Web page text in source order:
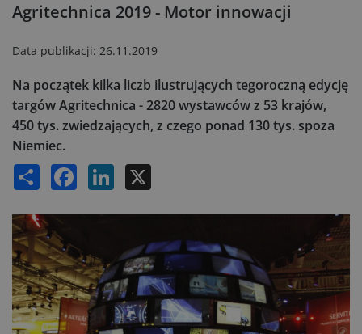
Agritechnica 2019 - Motor innowacji
Data publikacji: 26.11.2019
Na początek kilka liczb ilustrujących tegoroczną edycję
targów Agritechnica - 2820 wystawców z 53 krajów,
450 tys. zwiedzających, z czego ponad 130 tys. spoza
Niemiec.
Share Facebook LinkedIn